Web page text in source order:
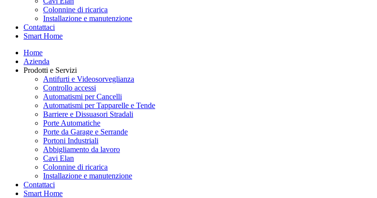
Colonnine di ricarica
Installazione e manutenzione
Contattaci
Smart Home
Home
Azienda
Prodotti e Servizi
Antifurti e Videosorveglianza
Controllo accessi
Automatismi per Cancelli
Automatismi per Tapparelle e Tende
Barriere e Dissuasori Stradali
Porte Automatiche
Porte da Garage e Serrande
Portoni Industriali
Abbigliamento da lavoro
Cavi Elan
Colonnine di ricarica
Installazione e manutenzione
Contattaci
Smart Home